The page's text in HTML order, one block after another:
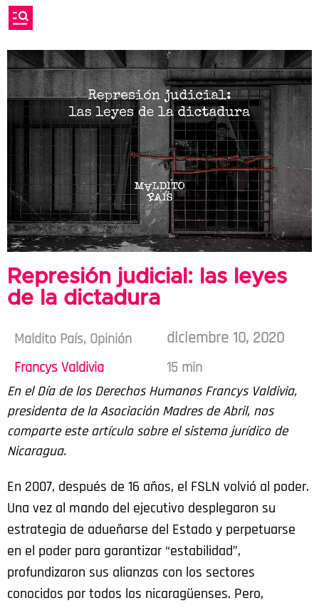
Represión judicial: las leyes
de la dictadura
Maldito País, Opinión diciembre 10, 2020
Francys Valdivia 15 min
En el Día de los Derechos Humanos Francys Valdivia,
presidenta de la Asociación Madres de Abril, nos
comparte este artículo sobre el sistema jurídico de
Nicaragua.
En 2007, después de 16 años, el FSLN volvió al poder.
Una vez al mando del ejecutivo desplegaron su
estrategia de adueñarse del Estado y perpetuarse
en el poder para garantizar “estabilidad”,
profundizaron sus alianzas con los sectores
conocidos por todos los nicaragüenses. Pero,